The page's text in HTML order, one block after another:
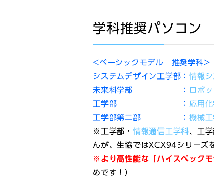
学科推奨パソコン
<ベーシックモデル 推奨学科>
システムデザイン工学部： 情報
未来科学部 ：
ロボ
工学部 ： 応用
工学部第二部 ： 機械
※工学部・ 情報通信工学科、工学
んが、生協ではXCX94シリーズ
※より高性能な「ハイスペック
めです！）